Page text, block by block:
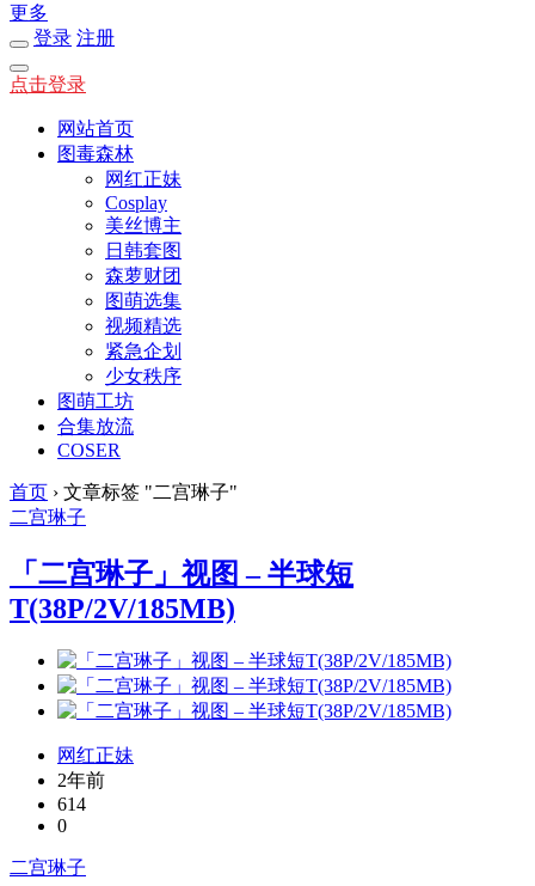
更多
登录 注册
点击登录
网站首页
图毒森林
网红正妹
Cosplay
美丝博主
日韩套图
森萝财团
图萌选集
视频精选
紧急企划
少女秩序
图萌工坊
合集放流
COSER
首页 › 文章标签 "二宫琳子"
二宫琳子
「二宫琳子」视图 – 半球短
T(38P/2V/185MB)
网红正妹
2年前
614
0
二宫琳子